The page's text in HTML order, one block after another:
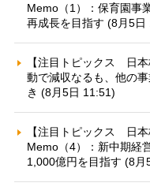
Memo（1）：保育園事
再成長を目指す (8月5日
【注目トピックス 日
動で減収なるも、他の
き (8月5日 11:51)
【注目トピックス 日
Memo（4）：新中期経
1,000億円を目指す (8月